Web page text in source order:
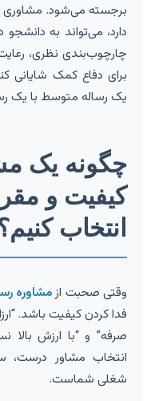
برجسته می‌شود. مشاوری
دارد، می‌تواند به
چارچوب‌بندی نظری،
برای دفاع کمک شایانی
یک رساله متوسط با یک
چگونه یک
کیفیت و
انتخاب
وقتی صحبت ازمشاوره
فدا کردن کیفیت باشد.
صرفه” و “با ارزش بالا
انتخاب مشاور درست،
شغلی شماست.